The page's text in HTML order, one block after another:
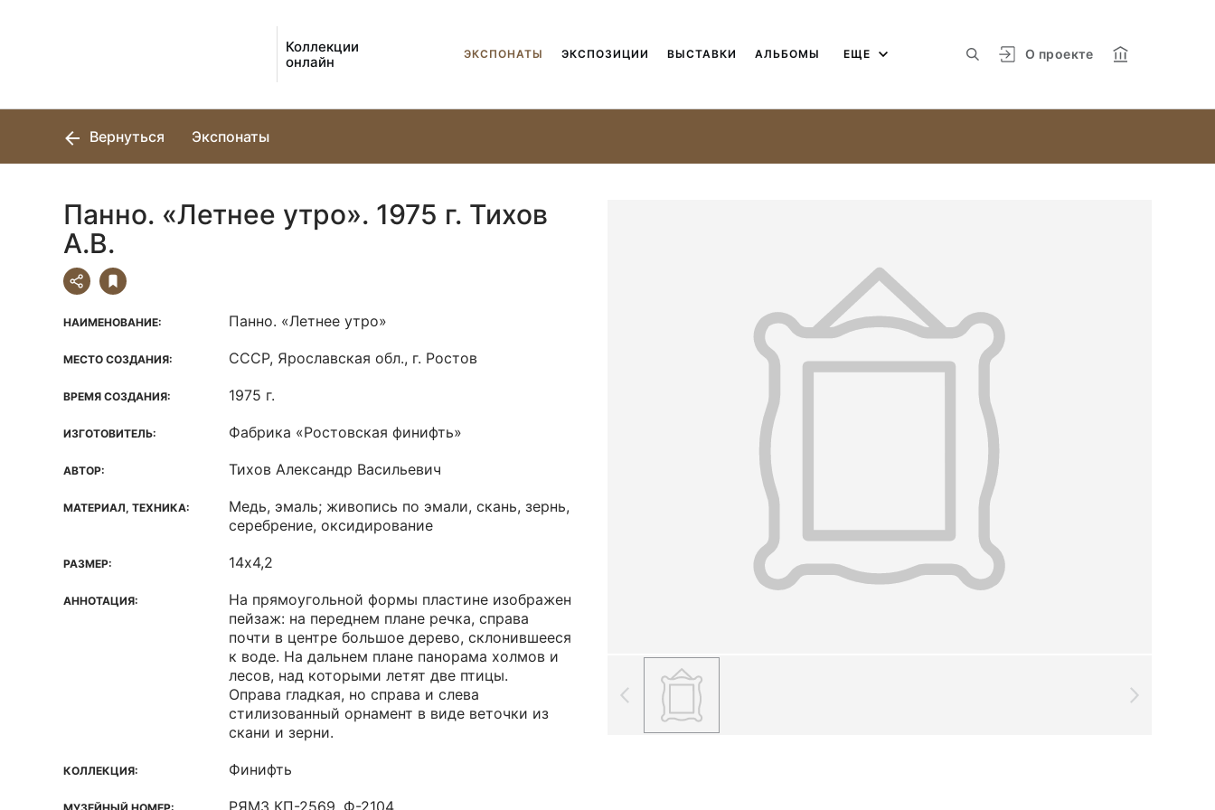
Коллекции
онлайн
О проекте
ЭКСПОНАТЫ ЭКСПОЗИЦИИ ВЫСТАВКИ АЛЬБОМЫ ЕЩЕ
Вернуться Экспонаты
Панно. «Летнее утро». 1975 г. Тихов
А.В.
НАИМЕНОВАНИЕ: Панно. «Летнее утро»
МЕСТО СОЗДАНИЯ: СССР, Ярославская обл., г. Ростов
ВРЕМЯ СОЗДАНИЯ: 1975 г.
ИЗГОТОВИТЕЛЬ: Фабрика «Ростовская финифть»
АВТОР: Тихов Александр Васильевич
МАТЕРИАЛ, ТЕХНИКА:
Медь, эмаль; живопись по эмали, скань, зернь,
серебрение, оксидирование
РАЗМЕР: 14х4,2
АННОТАЦИЯ:
На прямоугольной формы пластине изображен
пейзаж: на переднем плане речка, справа
почти в центре большое дерево, склонившееся
к воде. На дальнем плане панорама холмов и
лесов, над которыми летят две птицы.
Оправа гладкая, но справа и слева
стилизованный орнамент в виде веточки из
скани и зерни.
КОЛЛЕКЦИЯ: Финифть
РЯМЗ КП-2569. Ф-2104